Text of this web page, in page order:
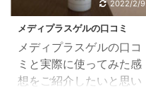
リーになっています。 使
い方の口コミレビューを
紹介します。 38歳の会
社員です。肌質は敏感性
乾燥肌です。 産後、赤ち
2022/2/9
メディプラスゲルの口コミ
メディプラスゲルの口コ
ミと実際に使ってみた感
想をご紹介したいと思い